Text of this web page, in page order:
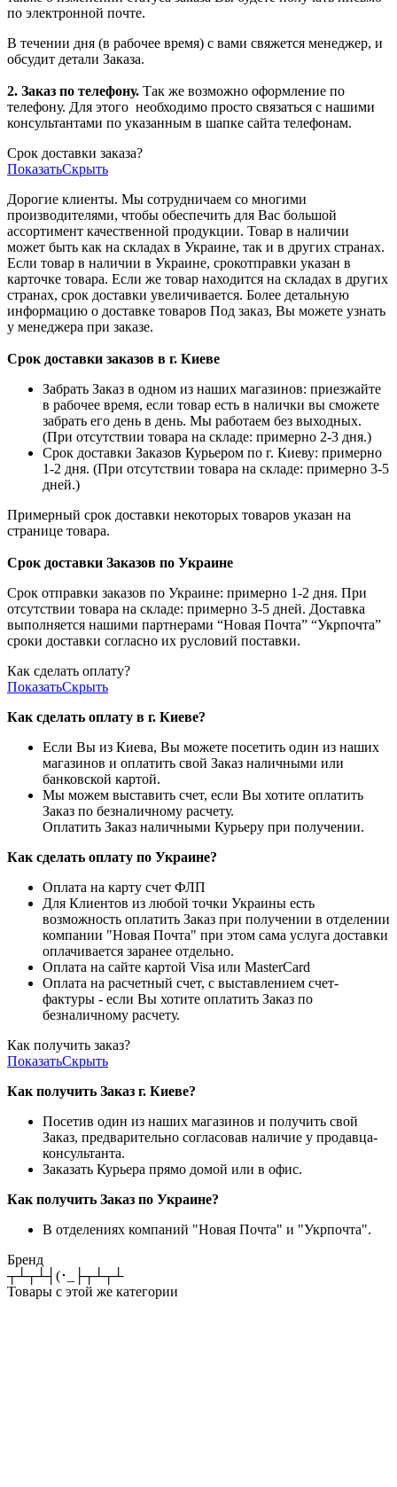
по электронной почте.
В течении дня (в рабочее время) с вами свяжется менеджер, и
обсудит детали Заказа.
2. Заказ по телефону. Так же возможно оформление по
телефону. Для этого необходимо просто связаться с нашими
консультантами по указанным в шапке сайта телефонам.
Срок доставки заказа?
ПоказатьСкрыть
Дорогие клиенты. Мы сотрудничаем со многими
производителями, чтобы обеспечить для Вас большой
ассортимент качественной продукции. Товар в наличии
может быть как на складах в Украине, так и в других странах.
Если товар в наличии в Украине, срокотправки указан в
карточке товара. Если же товар находится на складах в других
странах, срок доставки увеличивается. Более детальную
информацию о доставке товаров Под заказ, Вы можете узнать
у менеджера при заказе.
Срок доставки заказов в г. Киеве
Забрать Заказ в одном из наших магазинов: приезжайте
в рабочее время, если товар есть в налички вы сможете
забрать его день в день. Мы работаем без выходных.
(При отсутствии товара на складе: примерно 2-3 дня.)
Срок доставки Заказов Курьером по г. Киеву: примерно
1-2 дня. (При отсутствии товара на складе: примерно 3-5
дней.)
Примерный срок доставки некоторых товаров указан на
странице товара.
Срок доставки Заказов по Украине
Срок отправки заказов по Украине: примерно 1-2 дня. При
отсутствии товара на складе: примерно 3-5 дней. Доставка
выполняется нашими партнерами “Новая Почта” “Укрпочта”
сроки доставки согласно их русловий поставки.
Как сделать оплату?
ПоказатьСкрыть
Как сделать оплату в г. Киеве?
Если Вы из Киева, Вы можете посетить один из наших
магазинов и оплатить свой Заказ наличными или
банковской картой.
Мы можем выставить счет, если Вы хотите оплатить
Заказ по безналичному расчету.
Оплатить Заказ наличными Курьеру при получении.
Как сделать оплату по Украине?
Оплата на карту счет ФЛП
Для Клиентов из любой точки Украины есть
возможность оплатить Заказ при получении в отделении
компании "Новая Почта" при этом сама услуга доставки
оплачивается заранее отдельно.
Оплата на сайте картой Visa или MasterCard
Оплата на расчетный счет, с выставлением счет-
фактуры - если Вы хотите оплатить Заказ по
безналичному расчету.
Как получить заказ?
ПоказатьСкрыть
Как получить Заказ г. Киеве?
Посетив один из наших магазинов и получить свой
Заказ, предварительно согласовав наличие у продавца-
консультанта.
Заказать Курьера прямо домой или в офис.
Как получить Заказ по Украине?
В отделениях компаний "Новая Почта" и "Укрпочта".
Бренд
┬┴┬┴┤(･_├┬┴┬┴
Товары с этой же категории